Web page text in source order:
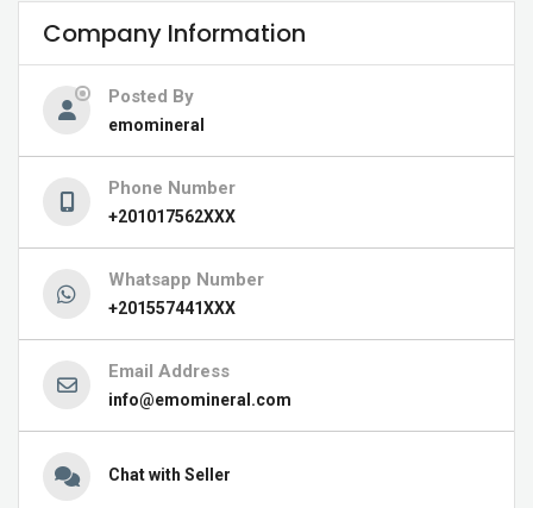
Company Information
Posted By
emomineral
Phone Number
+201017562XXX
Whatsapp Number
+201557441XXX
Email Address
info@emomineral.com
Chat with Seller